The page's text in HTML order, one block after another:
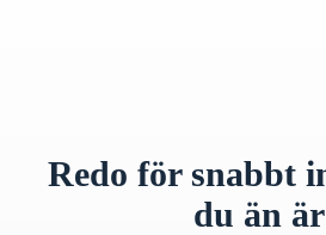
Redo för snabbt
du än